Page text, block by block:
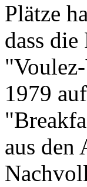
Plätze
dass
1979
aus den